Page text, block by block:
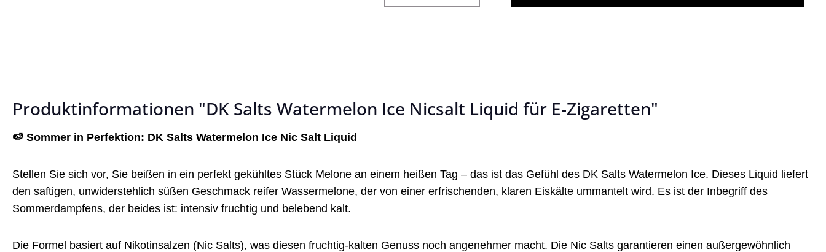
Produktinformationen "DK Salts Watermelon Ice Nicsalt Liquid für E-Zigaretten"
🍉 Sommer in Perfektion: DK Salts Watermelon Ice Nic Salt Liquid
Stellen Sie sich vor, Sie beißen in ein perfekt gekühltes Stück Melone an einem heißen Tag – das ist das Gefühl des DK Salts Watermelon Ice. Dieses Liquid liefert
den saftigen, unwiderstehlich süßen Geschmack reifer Wassermelone, der von einer erfrischenden, klaren Eiskälte ummantelt wird. Es ist der Inbegriff des
Sommerdampfens, der beides ist: intensiv fruchtig und belebend kalt.
Die Formel basiert auf Nikotinsalzen (Nic Salts), was diesen fruchtig-kalten Genuss noch angenehmer macht. Die Nic Salts garantieren einen außergewöhnlich